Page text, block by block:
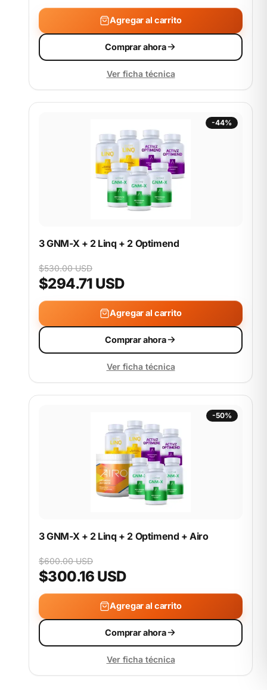
Agregar al carrito
Comprar ahora
Ver ficha técnica
-44%
3 GNM-X + 2 Linq + 2 Optimend
$530.00 USD
$294.71 USD
Agregar al carrito
Comprar ahora
Ver ficha técnica
-50%
3 GNM-X + 2 Linq + 2 Optimend + Airo
$600.00 USD
$300.16 USD
Agregar al carrito
Comprar ahora
Ver ficha técnica